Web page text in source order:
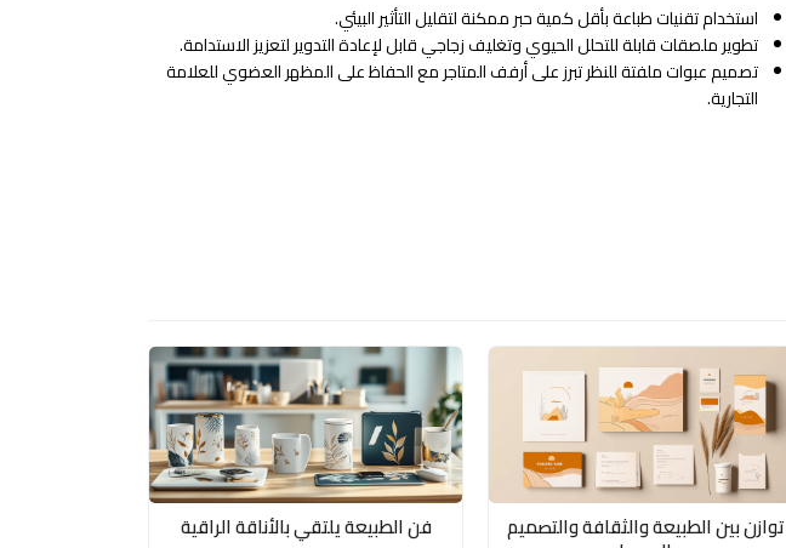
استخدام تقنيات طباعة بأقل كمية حبر ممكنة لتقليل التأثير البيئي.
تطوير ملصقات قابلة للتحلل الحيوي وتغليف زجاجي قابل لإعادة التدوير لتعزيز الاستدامة.
تصميم عبوات ملفتة للنظر تبرز على أرفف المتاجر مع الحفاظ على المظهر العضوي للعلامة
التجارية.
توازن بين الطبيعة والثقافة والتصميم فن الطبيعة يلتقي بالأناقة الراقية